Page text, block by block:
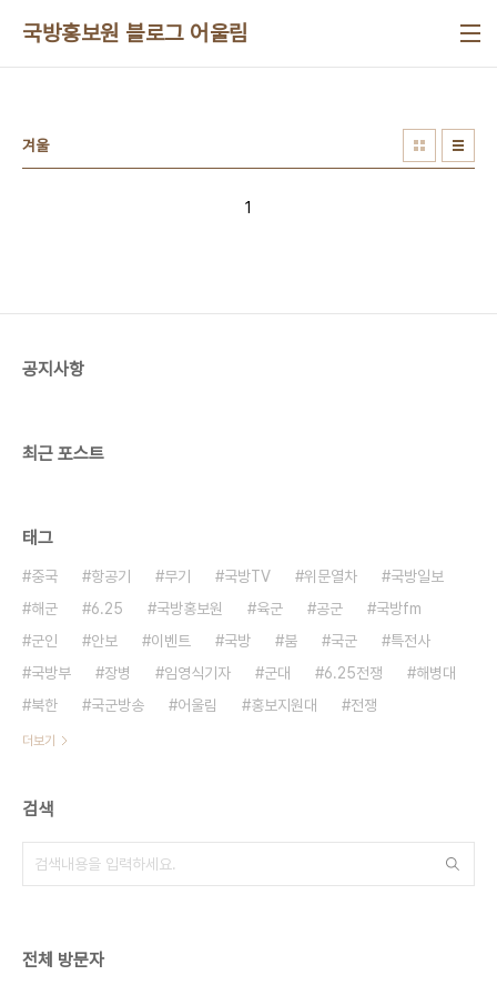
국방홍보원 블로그 어울림
겨울
1
공지사항
최근 포스트
태그
중국 항공기 무기 국방TV 위문열차
국방일보
해군
6.25 국방홍보원 육군 공군
국방fm
군인
안보 이벤트 국방 붐 국군
특전사
국방부
장병 임영식기자 군대 6.25전쟁
해병대
북한
국군방송 어울림 홍보지원대 전쟁
더보기
검색
전체 방문자